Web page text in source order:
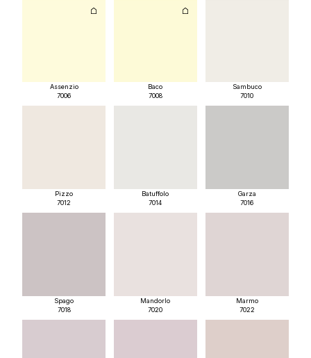
Assenzio
7006
Baco
7008
Sambuco
7010
Pizzo
7012
Batuffolo
7014
Garza
7016
Spago
7018
Mandorlo
7020
Marmo
7022